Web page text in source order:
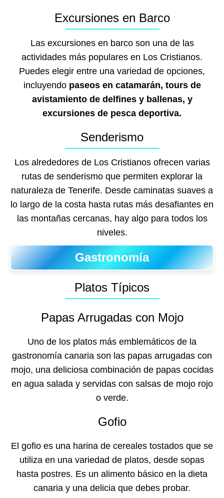
Excursiones en Barco
Las excursiones en barco son una de las
actividades más populares en Los Cristianos.
Puedes elegir entre una variedad de opciones,
incluyendo paseos en catamarán, tours de
avistamiento de delfines y ballenas, y
excursiones de pesca deportiva.
Senderismo
Los alrededores de Los Cristianos ofrecen varias
rutas de senderismo que permiten explorar la
naturaleza de Tenerife. Desde caminatas suaves a
lo largo de la costa hasta rutas más desafiantes en
las montañas cercanas, hay algo para todos los
niveles.
Gastronomía
Platos Típicos
Papas Arrugadas con Mojo
Uno de los platos más emblemáticos de la
gastronomía canaria son las papas arrugadas con
mojo, una deliciosa combinación de papas cocidas
en agua salada y servidas con salsas de mojo rojo
o verde.
Gofio
El gofio es una harina de cereales tostados que se
utiliza en una variedad de platos, desde sopas
hasta postres. Es un alimento básico en la dieta
canaria y una delicia que debes probar.